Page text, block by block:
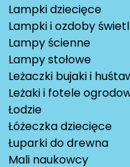
Lampki dziecięce
Lampki i ozdoby
Lampy ścienne
Lampy stołowe
Leżaczki bujaki i
Leżaki i fotele
Łodzie
Łóżeczka dziecięce
Łuparki do drewna
Mali naukowcy